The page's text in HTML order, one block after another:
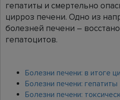
гепатиты и смертельно
цирроз печени. Одно из
болезней печени –
гепатоцитов.
Болезни печени: в итоге
Болезни печени: гепатиты
Болезни печени: